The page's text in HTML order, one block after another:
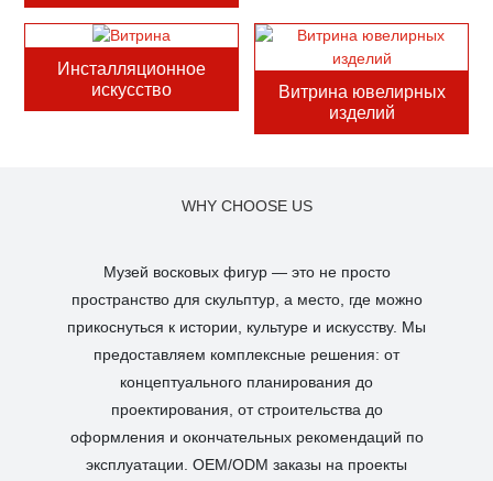
Инсталляционное
искусство
Витрина ювелирных
изделий
WHY CHOOSE US
Музей восковых фигур — это не просто
пространство для скульптур, а место, где можно
прикоснуться к истории, культуре и искусству. Мы
предоставляем комплексные решения: от
концептуального планирования до
проектирования, от строительства до
оформления и окончательных рекомендаций по
эксплуатации. OEM/ODM заказы на проекты